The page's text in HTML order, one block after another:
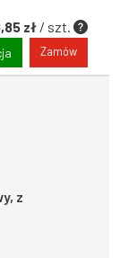
zł / szt.
Zamów
z